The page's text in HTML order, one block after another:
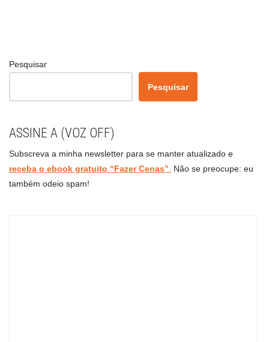
Pesquisar
Pesquisar
ASSINE A (VOZ OFF)
Subscreva a minha newsletter para se manter atualizado e
receba o ebook gratuito “Fazer Cenas”. Não se preocupe: eu
também odeio spam!